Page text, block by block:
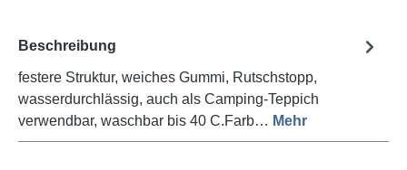
Beschreibung
festere Struktur, weiches Gummi, Rutschstopp,
wasserdurchlässig, auch als Camping-Teppich
verwendbar, waschbar bis 40 C.Farb… Mehr